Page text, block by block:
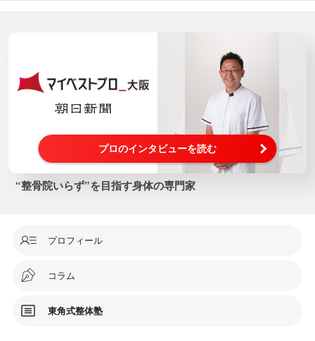
プロのインタビューを読む
“整骨院いらず”を目指す身体の専門家
プロフィール
コラム
東角式整体塾